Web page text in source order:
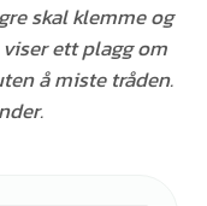
skal klemme og
ett plagg om
å miste tråden.